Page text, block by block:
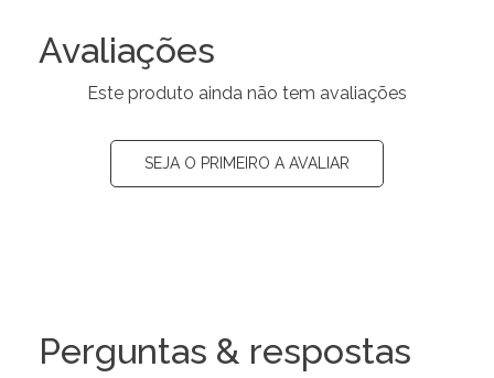
Avaliações
Este produto ainda não tem avaliações
SEJA O PRIMEIRO A AVALIAR
Perguntas & respostas